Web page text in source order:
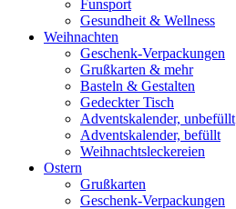
Funsport
Gesundheit & Wellness
Weihnachten
Geschenk-Verpackungen
Grußkarten & mehr
Basteln & Gestalten
Gedeckter Tisch
Adventskalender, unbefüllt
Adventskalender, befüllt
Weihnachtsleckereien
Ostern
Grußkarten
Geschenk-Verpackungen